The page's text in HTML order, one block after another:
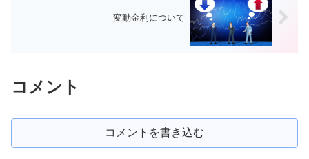
変動金利について
コメント
コメントを書き込む